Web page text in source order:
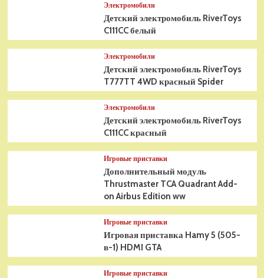
Электромобили
Детский электромобиль RiverToys
C111CC белый
Электромобили
Детский электромобиль RiverToys
T777TT 4WD красный Spider
Электромобили
Детский электромобиль RiverToys
C111CC красный
Игровые приставки
Дополнительный модуль
Thrustmaster TCA Quadrant Add-
on Airbus Edition ww
Игровые приставки
Игровая приставка Hamy 5 (505-
в-1) HDMI GTA
Игровые приставки